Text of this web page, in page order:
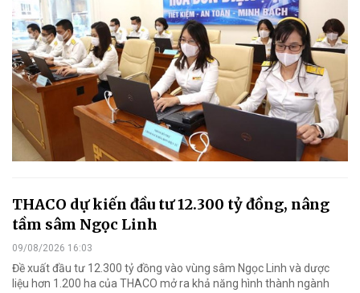
THACO dự kiến đầu tư 12.300 tỷ đồng, nâng
tầm sâm Ngọc Linh
09/08/2026 16:03
Đề xuất đầu tư 12.300 tỷ đồng vào vùng sâm Ngọc Linh và dược
liệu hơn 1.200 ha của THACO mở ra khả năng hình thành ngành